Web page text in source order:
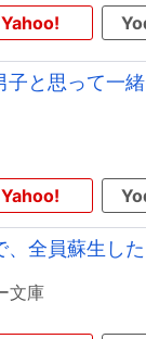
Yahoo!
と思って一
Yahoo!
全員蘇生し
文庫